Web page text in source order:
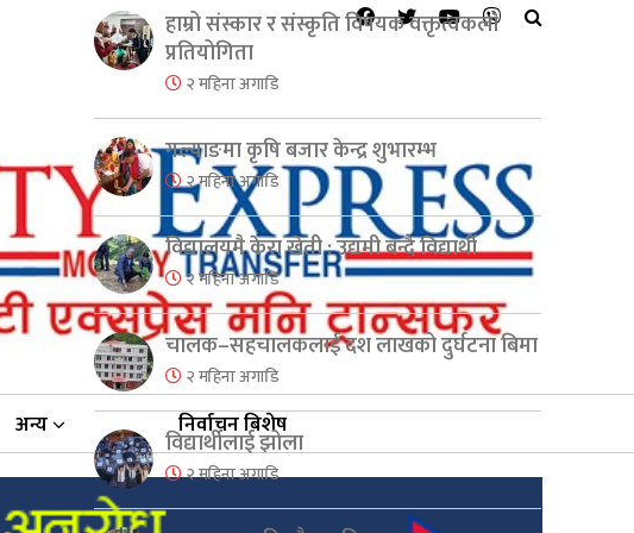
अन्य निर्वाचन बिशेष
हाम्रो संस्कार र संस्कृति विषयक वक्तृत्वकला
प्रतियोगिता
२ महिना अगाडि
गल्याङमा कृषि बजार केन्द्र शुभारम्भ
२ महिना अगाडि
विद्यालयमै केरा खेती : उद्यमी बन्दै विद्यार्थी
२ महिना अगाडि
चालक–सहचालकलाई दश लाखको दुर्घटना बिमा
२ महिना अगाडि
विद्यार्थीलाई झोला
२ महिना अगाडि